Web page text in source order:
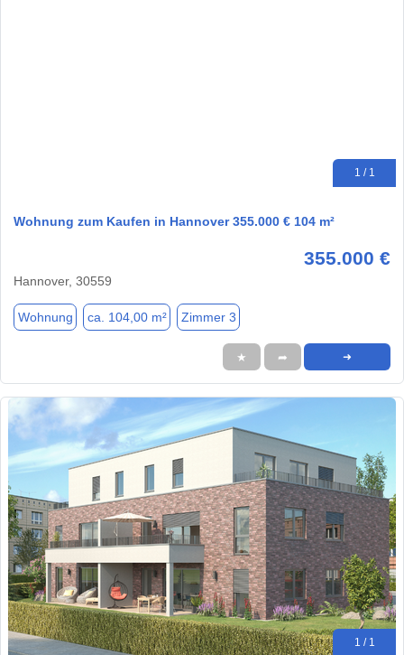
1 / 1
Wohnung zum Kaufen in Hannover 355.000 € 104 m²
355.000 €
Hannover, 30559
Wohnung ca. 104,00 m² Zimmer 3
★ ➦ ➜
1 / 1